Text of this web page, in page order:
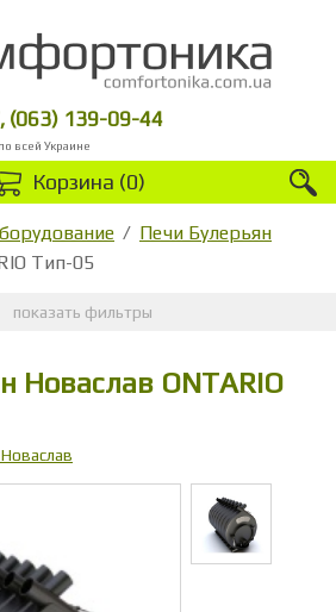
139-09-44
всей Украине
Корзина (0)
Печи Булерьян
Тип-05
показать фильтры
Новаслав ONTARIO